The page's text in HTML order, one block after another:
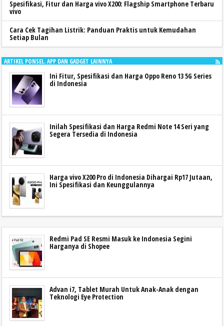
Spesifikasi, Fitur dan Harga vivo X200: Flagship Smartphone Terbaru
vivo
Cara Cek Tagihan Listrik: Panduan Praktis untuk Kemudahan
Setiap Bulan
ARTIKEL PONSEL. APP DAN GADGET LAINNYA
Ini Fitur, Spesifikasi dan Harga Oppo Reno 13 5G Series
di Indonesia
Inilah Spesifikasi dan Harga Redmi Note 14 Seri yang
Segera Tersedia di Indonesia
Harga vivo X200 Pro di Indonesia Dihargai Rp17 Jutaan,
Ini Spesifikasi dan Keunggulannya
Redmi Pad SE Resmi Masuk ke Indonesia Segini
Harganya di Shopee
Advan i7, Tablet Murah Untuk Anak-Anak dengan
Teknologi Eye Protection